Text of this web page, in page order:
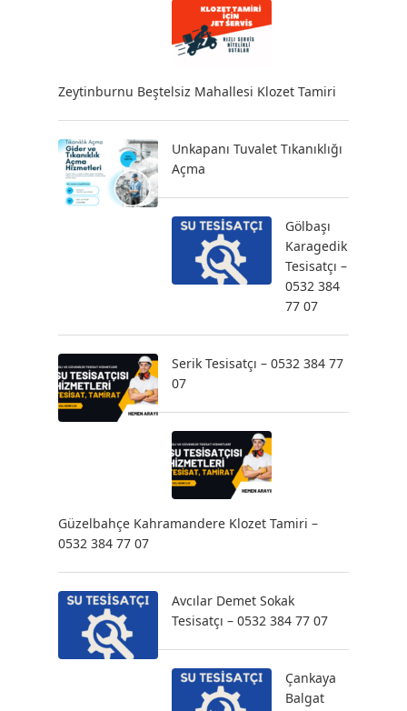
Zeytinburnu Beştelsiz Mahallesi Klozet Tamiri
Unkapanı Tuvalet Tıkanıklığı
Açma
Gölbaşı
Karagedik
Tesisatçı –
0532 384
77 07
Serik Tesisatçı – 0532 384 77
07
Güzelbahçe Kahramandere Klozet Tamiri –
0532 384 77 07
Avcılar Demet Sokak
Tesisatçı – 0532 384 77 07
Çankaya
Balgat